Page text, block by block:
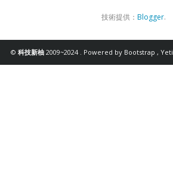
技術提供： Blogger.
© 科技新柚 2009~2024 . Powered by Bootstrap , Yeti